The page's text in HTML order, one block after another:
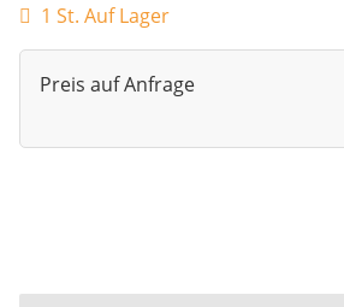
1 St. Auf Lager
Preis auf Anfrage